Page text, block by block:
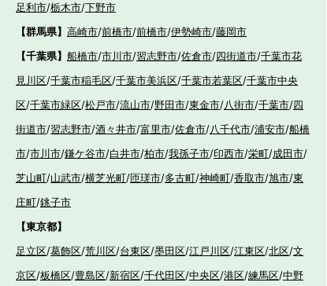
足利市/栃木市/下野市
【群馬県】 高崎市/前橋市/前橋市/伊勢崎市/藤岡市
【千葉県】 船橋市/市川市/習志野市/佐倉市/四街道市/千葉市花
見川区/千葉市稲毛区/千葉市美浜区/千葉市若葉区/千葉市中央
区/千葉市緑区/松戸市/流山市/野田市/東金市/八街市/千葉市/四
街道市/習志野市/酒々井市/富里市/佐倉市/八千代市/浦安市/船橋
市/市川市/鎌ケ谷市/白井市/柏市/我孫子市/印西市/栄町/成田市/
芝山町/山武市/横芝光町/匝瑳市/多古町/神崎町/香取市/旭市/東
庄町/銚子市
【東京都】
足立区/葛飾区/荒川区/台東区/墨田区/江戸川区/江東区/北区/文
京区/板橋区/豊島区/新宿区/千代田区/中央区/港区/練馬区/中野